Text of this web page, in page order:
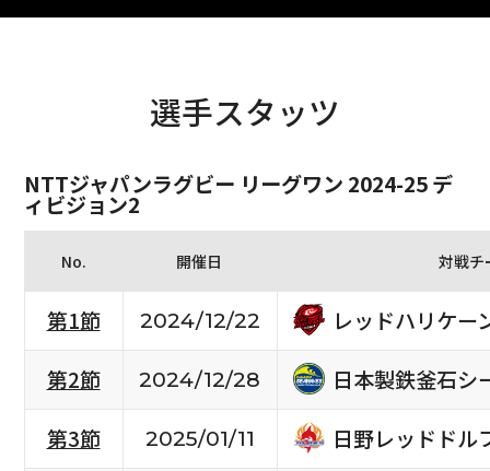
選手スタッツ
NTTジャパンラグビー リーグワン 2024-25 デ
ィビジョン2
No. 開催日 対戦チ
第1節 2024/12/22
レッドハリケー
第2節
2024/12/28
日本製鉄釜石シ
第3節
2025/01/11
日野レッドドル